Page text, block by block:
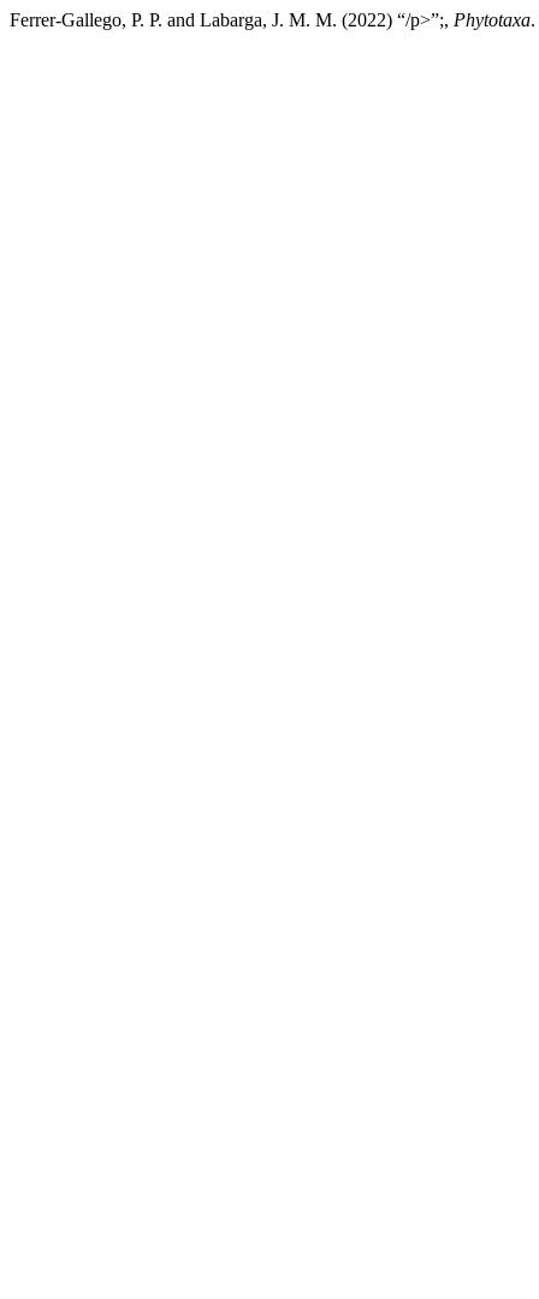
Ferrer-Gallego, P. P. and Labarga, J. M. M. (2022) “/p>”;, Phytotaxa